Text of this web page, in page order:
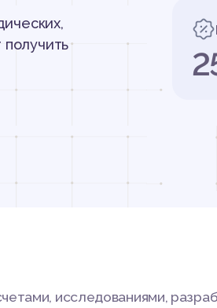
получить
исследованиями,